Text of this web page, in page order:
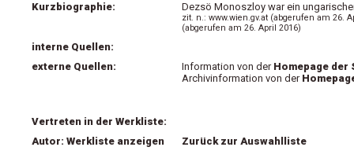
Kurzbiographie:
Dezsö Monoszloy war ein
zit. n.: www.wien.gv.at (abgerufen am 26.
(abgerufen am 26. April 2016)
interne Quellen:
externe Quellen:
Information von der Homepage der
Archivinformation von der
Vertreten in der Werkliste:
Autor: Werkliste anzeigen
Zurück zur Auswahlliste